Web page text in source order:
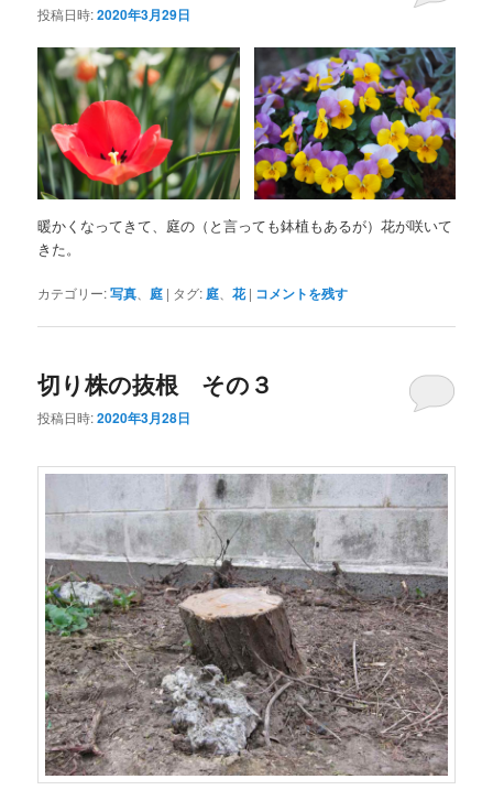
投稿日時:2020年3月29日
暖かくなってきて、庭の（と言っても鉢植もあるが）花が咲いて
きた。
カテゴリー:写真 庭 | タグ: 庭 、花 | コメントを残す
切り株の抜根 その３
投稿日時:2020年3月28日